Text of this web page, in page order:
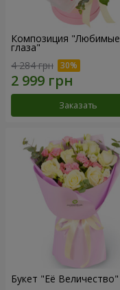
Композиция "Любимые
глаза"
4 284 грн
Заказать
Букет "Её Величество"